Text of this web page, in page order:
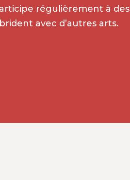
régulièrement à des
avec d’autres arts.